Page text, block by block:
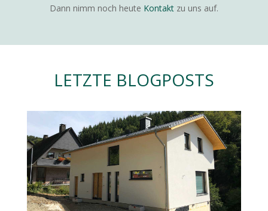
Dann nimm noch heute Kontaktzu uns auf.
LETZTE BLOGPOSTS